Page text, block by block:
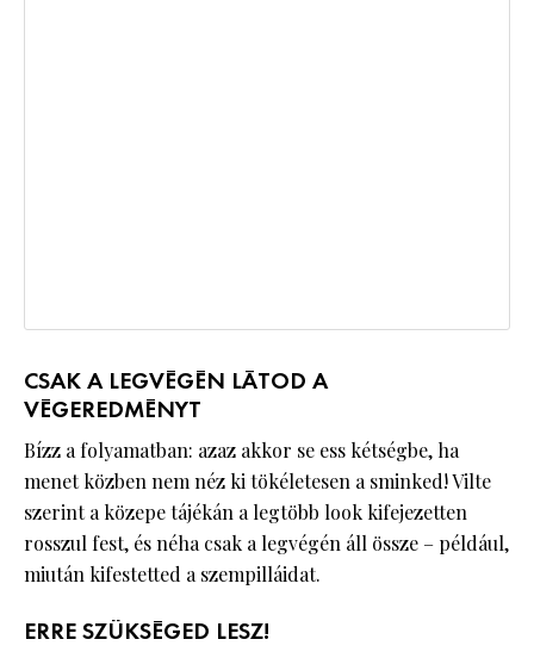
CSAK A LEGVÉGÉN LÁTOD A
VÉGEREDMÉNYT
Bízz a folyamatban: azaz akkor se ess kétségbe, ha
menet közben nem néz ki tökéletesen a sminked! Vilte
szerint a közepe tájékán a legtöbb look kifejezetten
rosszul fest, és néha csak a legvégén áll össze – például,
miután kifestetted a szempilláidat.
ERRE SZÜKSÉGED LESZ!